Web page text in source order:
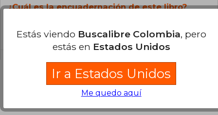
¿Cuál es la encuadernación de este libro?
Blanda.
Preguntas y respuestas sobre el libro
Estás viendo Buscalibre Colombia, pero
estás en Estados Unidos
Ir a Estados Unidos
Me quedo aquí